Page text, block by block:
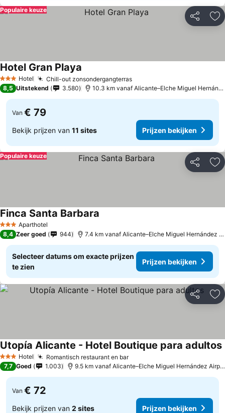
Delen
Populaire keuze
3 SterrenHotel Chill-out zonsondergangterras
Hotel Gran Playa
8,5 Uitstekend 3.580 10.3 km vanaf Alicante–Elche Miguel Hernández Airport
Van € 79
Bekijk prijzen van 11 sites Prijzen bekijken
Delen
Populaire keuze
3 SterrenAparthotel
Finca Santa Barbara
8,4 Zeer goed 944 7.4 km vanaf Alicante–Elche Miguel Hernández Airport
Selecteer datums om exacte prijzen
te zien
Prijzen bekijken
Delen
3 SterrenHotel Romantisch restaurant en bar
Utopía Alicante - Hotel Boutique para adultos
7,7 Goed 1.003 9.5 km vanaf Alicante–Elche Miguel Hernández Airport
Van € 72
Bekijk prijzen van 2 sites Prijzen bekijken